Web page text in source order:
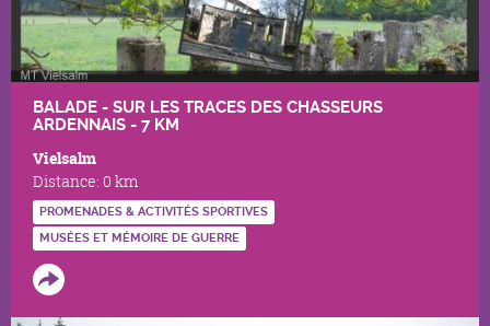
BALADE - SUR LES TRACES DES CHASSEURS
ARDENNAIS - 7 KM
Vielsalm
Distance: 0 km
PROMENADES & ACTIVITÉS SPORTIVES
MUSÉES ET MÉMOIRE DE GUERRE